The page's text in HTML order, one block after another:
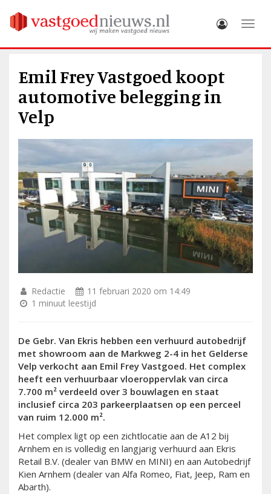
Emil Frey Vastgoed koopt
automotive belegging in
Velp
Redactie
11 februari 2020 om 14:49
1 minuut leestijd
De Gebr. Van Ekris hebben een verhuurd autobedrijf
met showroom aan de Markweg 2-4 in het Gelderse
Velp verkocht aan Emil Frey Vastgoed. Het complex
heeft een verhuurbaar vloeroppervlak van circa
7.700 m² verdeeld over 3 bouwlagen en staat
inclusief circa 203 parkeerplaatsen op een perceel
van ruim 12.000 m².
Het complex ligt op een zichtlocatie aan de A12 bij
Arnhem en is volledig en langjarig verhuurd aan Ekris
Retail B.V. (dealer van BMW en MINI) en aan Autobedrijf
Kien Arnhem (dealer van Alfa Romeo, Fiat, Jeep, Ram en
Abarth).